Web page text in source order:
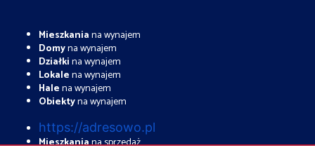
Mieszkaniana wynajem
Domyna wynajem
Działkina wynajem
Lokalena wynajem
Halena wynajem
Obiektyna wynajem
https://adresowo.pl
Mieszkaniana sprzedaż